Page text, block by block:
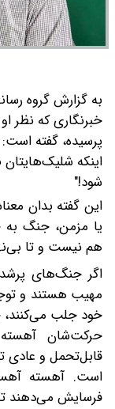
به گزارش گروه
خبرنگاری که نظر
پرسیده، گفته
اینکه
شود!"
این گفته بدان
یا مزمن، جنگ
هم نیست و تا
اگر جنگ‌های
مهیب هستند و
خود جلب
حرکت‌شان
قابل‌تحمل و عادی
است. آهسته
فرسایش می‌دهند تا